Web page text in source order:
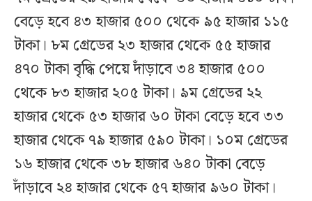
বেড়ে হবে ৪৩ হাজার ৫০০ থেকে ৯৫ হাজার ১১৫
টাকা। ৮ম গ্রেডের ২৩ হাজার থেকে ৫৫ হাজার
৪৭০ টাকা বৃদ্ধি পেয়ে দাঁড়াবে ৩৪ হাজার ৫০০
থেকে ৮৩ হাজার ২০৫ টাকা। ৯ম গ্রেডের ২২
হাজার থেকে ৫৩ হাজার ৬০ টাকা বেড়ে হবে ৩৩
হাজার থেকে ৭৯ হাজার ৫৯০ টাকা। ১০ম গ্রেডের
১৬ হাজার থেকে ৩৮ হাজার ৬৪০ টাকা বেড়ে
দাঁড়াবে ২৪ হাজার থেকে ৫৭ হাজার ৯৬০ টাকা।